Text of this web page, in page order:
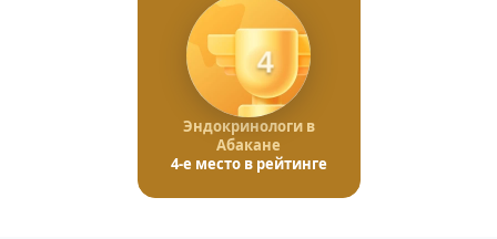
4
Эндокринологи в
Абакане
4-е место в рейтинге